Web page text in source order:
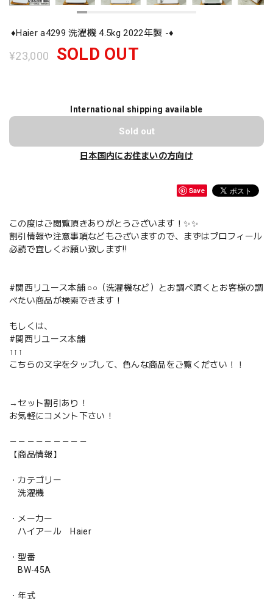
♦️Haier a4299 洗濯機 4.5kg 2022年製 -♦️
¥23,000 SOLD OUT
International shipping available
Sold out
日本国内にお住まいの方向け
Save
この度はご閲覧頂きありがとうございます！✨✨
割引情報や注意事項などもございますので、まずはプロフィール
必読で宜しくお願い致します‼️
#関西リユース本舗 ○○（洗濯機など）とお調べ頂くとお客様の調
べたい商品が検索できます！
もしくは、
#関西リユース本舗
↑↑↑
こちらの文字をタップして、色んな商品をご覧ください！！
→セット割引あり！
お気軽にコメント下さい！
－－－－－－－－－
【商品情報】
・カテゴリー
洗濯機
・メーカー
ハイアール Haier
・型番
BW-45A
・年式